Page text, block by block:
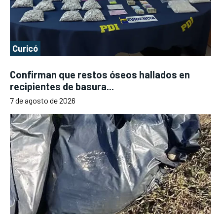
Curicó
Confirman que restos óseos hallados en
recipientes de basura...
7 de agosto de 2026